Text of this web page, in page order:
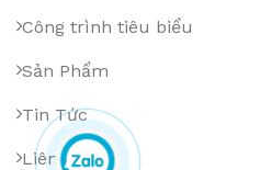
Công trình tiêu biểu
Sản Phẩm
Tin Tức
Liên Hệ